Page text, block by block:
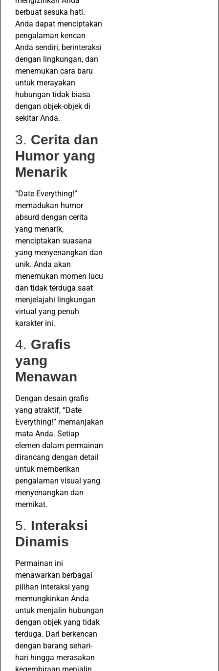
berbuat sesuka hati.
Anda dapat menciptakan
pengalaman kencan
Anda sendiri, berinteraksi
dengan lingkungan, dan
menemukan cara baru
untuk merayakan
hubungan tidak biasa
dengan objek-objek di
sekitar Anda.
3. Cerita dan
Humor yang
Menarik
“Date Everything!”
memadukan humor
absurd dengan cerita
yang menarik,
menciptakan suasana
yang menyenangkan dan
unik. Anda akan
menemukan momen lucu
dan tidak terduga saat
menjelajahi lingkungan
virtual yang penuh
karakter ini.
4. Grafis
yang
Menawan
Dengan desain grafis
yang atraktif, “Date
Everything!” memanjakan
mata Anda. Setiap
elemen dalam permainan
dirancang dengan detail
untuk memberikan
pengalaman visual yang
menyenangkan dan
memikat.
5. Interaksi
Dinamis
Permainan ini
menawarkan berbagai
pilihan interaksi yang
memungkinkan Anda
untuk menjalin hubungan
dengan objek yang tidak
terduga. Dari berkencan
dengan barang sehari-
hari hingga merasakan